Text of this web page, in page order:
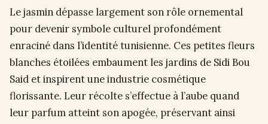
Le jasmin dépasse largement son rôle ornemental
pour devenir symbole culturel profondément
enraciné dans l’identité tunisienne. Ces petites fleurs
blanches étoilées embaument les jardins de Sidi Bou
Said et inspirent une industrie cosmétique
florissante. Leur récolte s’effectue à l’aube quand
leur parfum atteint son apogée, préservant ainsi